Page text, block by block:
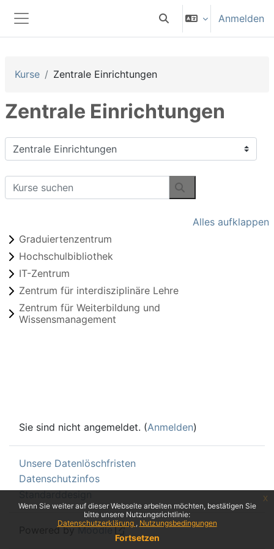
Wenn Sie weiter auf dieser Webseite arbeiten möchten, bestätigen Sie
bitte unsere Nutzungsrichtlinie:
Datenschutzerklärung
Nutzungsbedingungen
Fortsetzen
x
Website-Übersicht
Sucheingabe umschalten
Anmelden
Kurse Zentrale Einrichtungen
Zentrale Einrichtungen
Kursbereiche
Kurse suchen
Kurse suchen
Alles aufklappen
Graduiertenzentrum
Hochschulbibliothek
IT-Zentrum
Zentrum für interdisziplinäre Lehre
Zentrum für Weiterbildung und
Wissensmanagement
Sie sind nicht angemeldet. (Anmelden)
Unsere Datenlöschfristen
Datenschutzinfos
Standarddesign
Powered byMoodle